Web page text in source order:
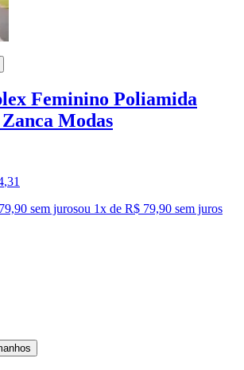
Feminino Poliamida
Modas
,31
sem jurosou 1x de R$ 79,90 sem juros